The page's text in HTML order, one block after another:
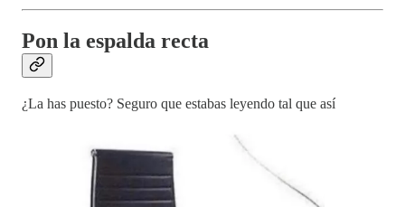
Pon la espalda recta
¿La has puesto? Seguro que estabas leyendo tal que así